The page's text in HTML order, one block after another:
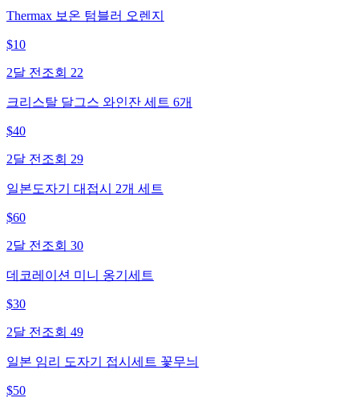
Thermax 보온 텀블러 오렌지
$10
2달 전 조회 22
크리스탈 달그스 와인잔 세트 6개
$40
2달 전 조회 29
일본도자기 대접시 2개 세트
$60
2달 전 조회 30
데코레이션 미니 옹기세트
$30
2달 전 조회 49
일본 임리 도자기 접시세트 꽃무늬
$50